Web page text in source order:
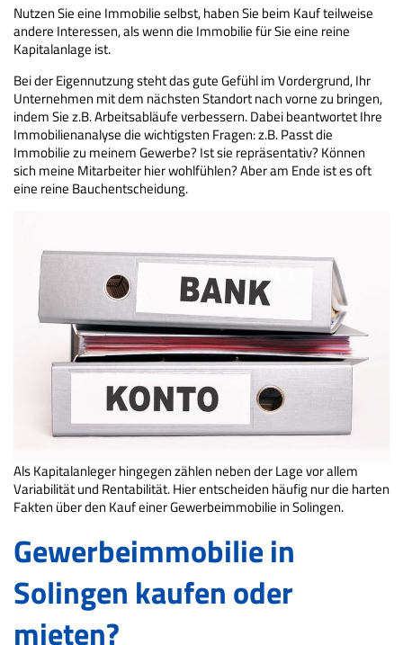
Nutzen Sie eine Immobilie selbst, haben Sie beim Kauf teilweise
andere Interessen, als wenn die Immobilie für Sie eine reine
Kapitalanlage ist.
Bei der Eigennutzung steht das gute Gefühl im Vordergrund, Ihr
Unternehmen mit dem nächsten Standort nach vorne zu bringen,
indem Sie z.B. Arbeitsabläufe verbessern. Dabei beantwortet Ihre
Immobilienanalyse die wichtigsten Fragen: z.B. Passt die
Immobilie zu meinem Gewerbe? Ist sie repräsentativ? Können
sich meine Mitarbeiter hier wohlfühlen? Aber am Ende ist es oft
eine reine Bauchentscheidung.
Als Kapitalanleger hingegen zählen neben der Lage vor allem
Variabilität und Rentabilität. Hier entscheiden häufig nur die harten
Fakten über den Kauf einer Gewerbeimmobilie in Solingen.
Gewerbeimmobilie in
Solingen kaufen oder
mieten?